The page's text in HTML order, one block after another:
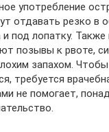
употребление
отдавать резко в
и под лопатку.
позывы к рвоте,
запахом.
требуется
не помогает,